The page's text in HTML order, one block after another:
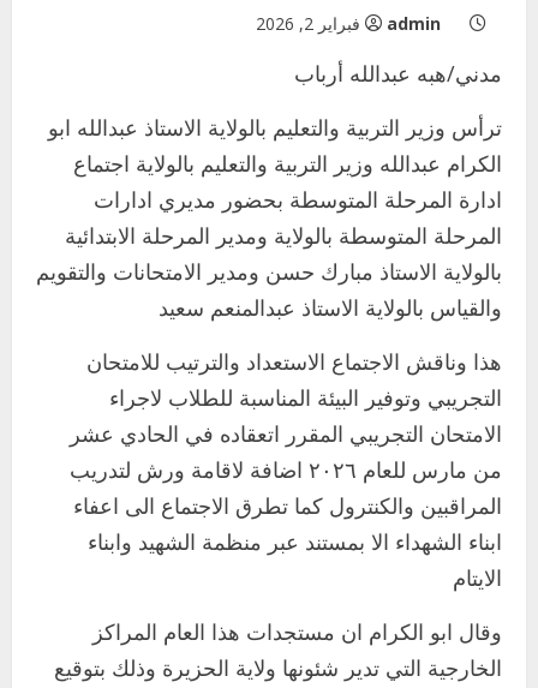
admin فبراير 2, 2026
مدني/هبه عبدالله أرباب
ترأس وزير التربية والتعليم بالولاية الاستاذ عبدالله ابو
الكرام عبدالله وزير التربية والتعليم بالولاية اجتماع
ادارة المرحلة المتوسطة بحضور مديري ادارات
المرحلة المتوسطة بالولاية ومدير المرحلة الابتدائية
بالولاية الاستاذ مبارك حسن ومدير الامتحانات والتقويم
والقياس بالولاية الاستاذ عبدالمنعم سعيد
هذا وناقش الاجتماع الاستعداد والترتيب للامتحان
التجريبي وتوفير البيئة المناسبة للطلاب لاجراء
الامتحان التجريبي المقرر اتعقاده في الحادي عشر
من مارس للعام ٢٠٢٦ اضافة لاقامة ورش لتدريب
المراقبين والكنترول كما تطرق الاجتماع الى اعفاء
ابناء الشهداء الا بمستند عبر منظمة الشهيد وابناء
الايتام
وقال ابو الكرام ان مستجدات هذا العام المراكز
الخارجية التي تدير شئونها ولاية الحزيرة وذلك بتوقيع